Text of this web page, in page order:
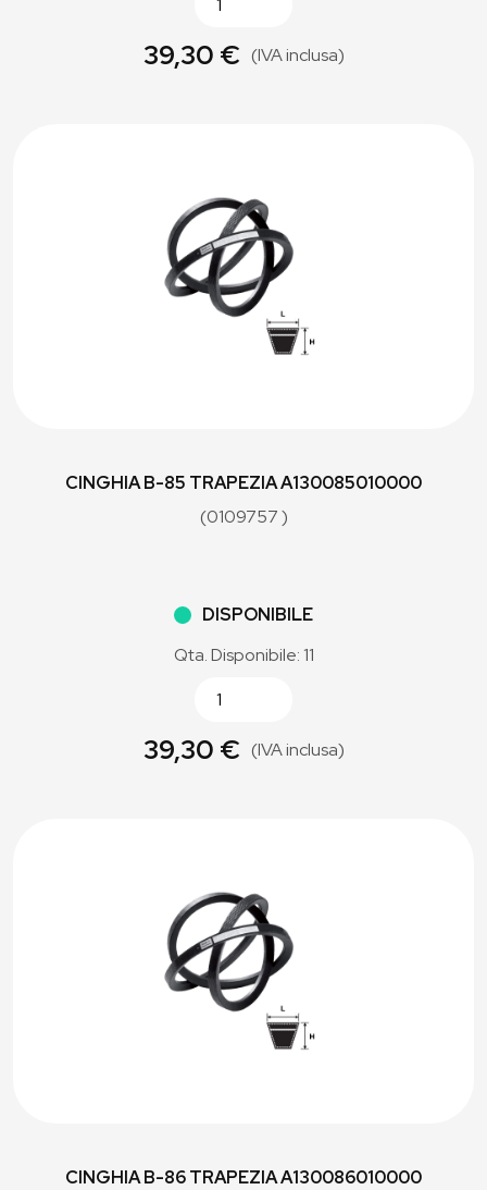
39,30 € (IVA inclusa)
CINGHIA B-85 TRAPEZIA A130085010000
(0109757 )
DISPONIBILE
Qta. Disponibile: 11
39,30 € (IVA inclusa)
CINGHIA B-86 TRAPEZIA A130086010000